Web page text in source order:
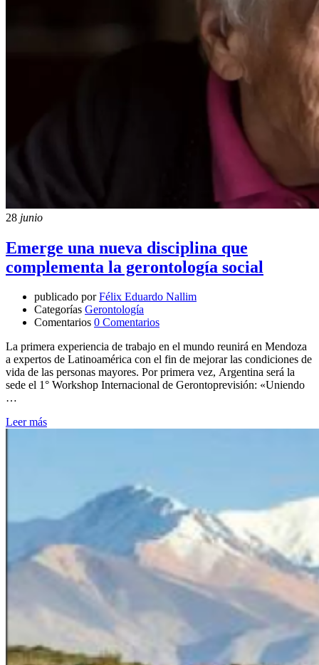
28 junio
Emerge una nueva disciplina que
complementa la gerontología social
publicado por Félix Eduardo Nallim
Categorías Gerontología
Comentarios 0 Comentarios
La primera experiencia de trabajo en el mundo reunirá en Mendoza
a expertos de Latinoamérica con el fin de mejorar las condiciones de
vida de las personas mayores. Por primera vez, Argentina será la
sede el 1° Workshop Internacional de Gerontoprevisión: «Uniendo
…
Leer más